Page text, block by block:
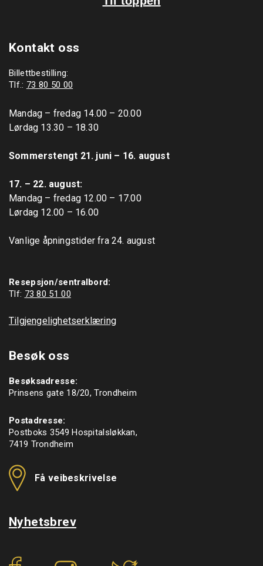
Kontakt oss
Billettbestilling:
Tlf.: 73 80 50 00
Mandag – fredag 14.00 – 20.00
Lørdag 13.30 – 18.30
Sommerstengt 21. juni – 16. august
17. – 22. august:
Mandag – fredag 12.00 – 17.00
Lørdag 12.00 – 16.00
Vanlige åpningstider fra 24. august
Resepsjon/sentralbord:
Tlf: 73 80 51 00
Tilgjengelighetserklæring
Besøk oss
Besøksadresse:
Prinsens gate 18/20, Trondheim
Postadresse:
Postboks 3549 Hospitalsløkkan,
7419 Trondheim
Få veibeskrivelse
Nyhetsbrev